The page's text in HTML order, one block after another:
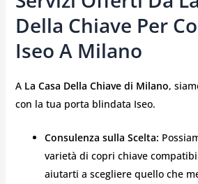
Della Chiave Per
Iseo A Milano
A La Casa Della Chiave di Milano,
con la tua porta blindata Iseo.
Consulenza sulla Scelta:
varietà di copri chiave
aiutarti a scegliere quello che